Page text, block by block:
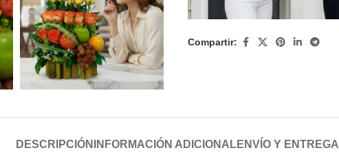
Compartir:
DESCRIPCIÓN INFORMACIÓN ADICIONALENVÍO Y ENTREGA